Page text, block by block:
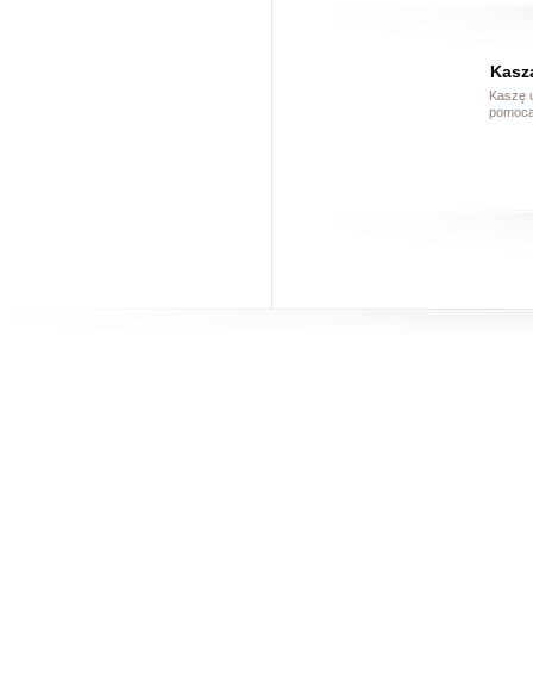
Kaszę